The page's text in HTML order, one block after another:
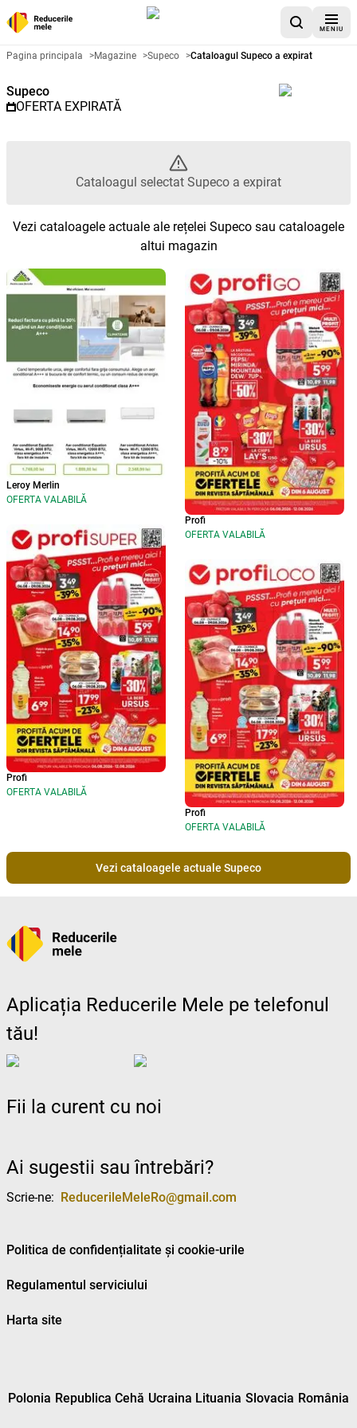
MENIU
Catalog promoțional Supeco -
Pagina principala >Magazine >Supeco >Cataloagul Supeco a expirat
Supeco
OFERTA EXPIRATĂ
Cataloagul selectat Supeco a expirat
Vezi cataloagele actuale ale rețelei Supeco sau cataloagele
altui magazin
Leroy Merlin
OFERTA VALABILĂ
Profi
OFERTA VALABILĂ
Profi
OFERTA VALABILĂ
Profi
OFERTA VALABILĂ
Vezi cataloagele actuale Supeco
Aplicația Reducerile Mele pe telefonul
tău!
Fii la curent cu noi
Ai sugestii sau întrebări?
Scrie-ne: ReducerileMeleRo@gmail.com
Politica de confidențialitate și cookie-urile
Regulamentul serviciului
Harta site
Polonia Republica Cehă Ucraina Lituania Slovacia România